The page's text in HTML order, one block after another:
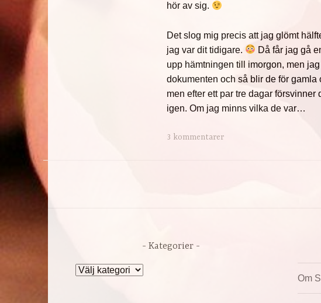
hör av sig.
Det slog mig precis att jag glömt
jag var dit tidigare.
Då får jag gå
upp hämtningen till imorgon, men
dokumenten och så blir de för
men efter ett par tre dagar
igen. Om jag minns vilka de var…
3 kommentarer
Kategorier
Kategorier
Om